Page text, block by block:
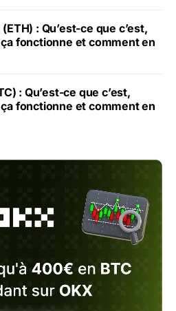
: Qu’est-ce que c’est,
fonctionne et comment en
: Qu’est-ce que c’est,
fonctionne et comment en